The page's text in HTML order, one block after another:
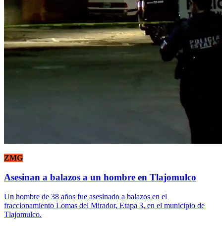
ZMG
Asesinan a balazos a un hombre en Tlajomulco
Un hombre de 38 años fue asesinado a balazos en el
fraccionamiento Lomas del Mirador, Etapa 3, en el municipio de
Tlajomulco.